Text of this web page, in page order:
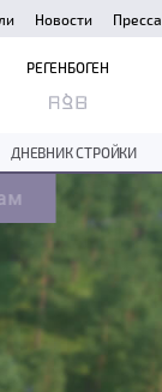
Новости Пресса
ДНЕВНИК СТРОЙКИ
РЕГЕНБОГЕН